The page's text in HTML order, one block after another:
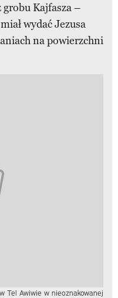
Kajfasza –
wydać Jezusa
na powierzchni
Tel Awiwie w nieoznakowanej